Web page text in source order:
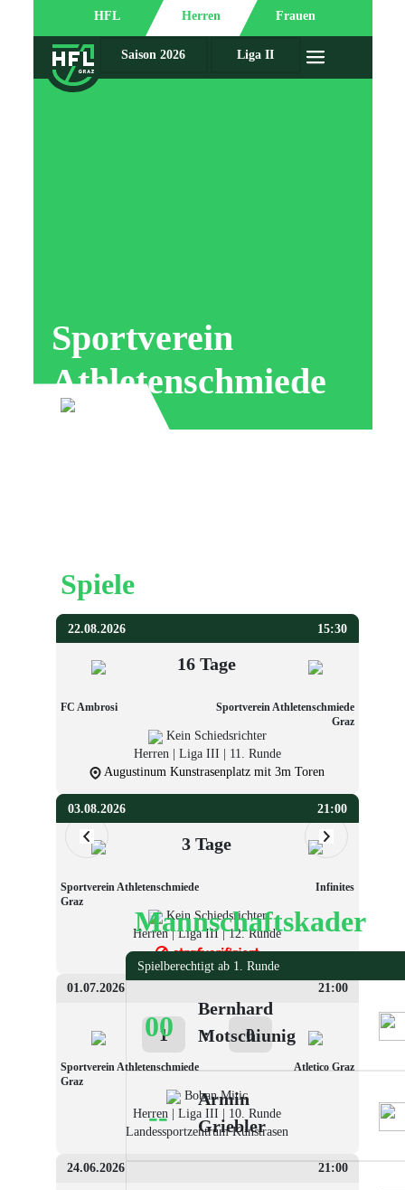
HFL Herren Frauen
Liga II
Saison 2026
Sportverein
Athletenschmiede
Graz
Spiele
22.08.2026 15:30
16 Tage
FC Ambrosi
Sportverein Athletenschmiede
Graz
Kein Schiedsrichter
Herren | Liga III | 11. Runde
Augustinum Kunstrasenplatz mit 3m Toren
03.08.2026 21:00
3 Tage
Sportverein Athletenschmiede
Graz
Infinites
Kein Schiedsrichter
Herren | Liga III | 12. Runde
01.07.2026 21:00
1 : 0
Sportverein Athletenschmiede
Graz
Atletico Graz
Boban Mitic
Herren | Liga III | 10. Runde
Landessportzentrum Kunstrasen
24.06.2026 21:00
Mannschaftskader
Spielberechtigt ab 1. Runde
00
Bernhard
Motschiunig
--
Armin
Griebler